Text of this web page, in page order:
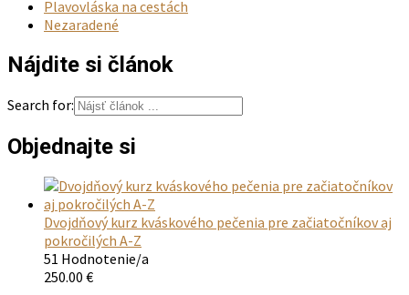
Plavovláska na cestách
Nezaradené
Nájdite si článok
Search for:
Objednajte si
Dvojdňový kurz kváskového pečenia pre začiatočníkov aj
pokročilých A-Z
51 Hodnotenie/a
250.00 €